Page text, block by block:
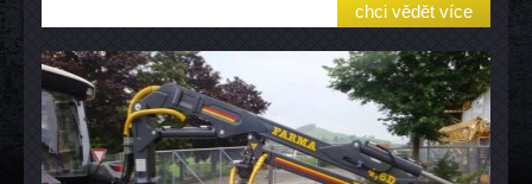
chci vědět více